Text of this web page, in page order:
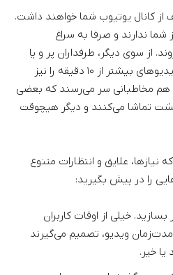
از کانال یوتیوب شما خواهند داشت.
ندارند و صرفا به سراغ
از سوی دیگر، طرفداران پر و پا
قرصی هم خواهید داشت که ویدیوهای بیشتر از ۱۰ دقیقه را نیز
هم مخاطبانی سر می‌رسند که بعضی
تماشا می‌کنند و دیگر هیچوقت
نیازها، علایق و انتظارات متنوع
را در پیش بگیرید:
خیلی از اوقات کاربران
مدت‌زمان ویدیو، تصمیم می‌گیرند
خیر.